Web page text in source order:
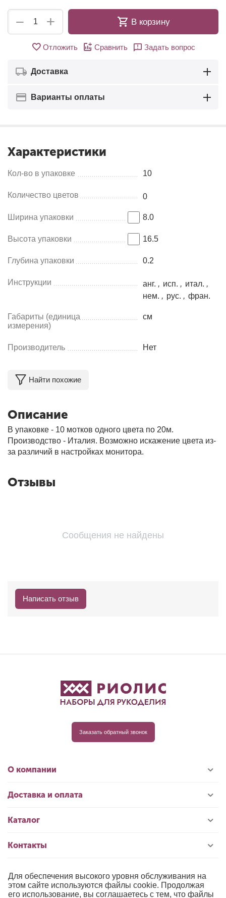
+
− В корзину
Отложить Сравнить Задать вопрос
Доставка
Варианты оплаты
Характеристики
Кол-во в упаковке 10
Количество цветов 0
Ширина упаковки 8.0
Высота упаковки 16.5
Глубина упаковки 0.2
Инструкции анг. , исп. , итал. ,
нем. , рус. , фран.
Габариты (единица
измерения)
см
Производитель Нет
Найти похожие
Описание
В упаковке - 10 мотков одного цвета по 20м.
Производство - Италия. Возможно искажение цвета из-
за различий в настройках монитора.
Отзывы
Сообщения не найдены
Написать отзыв
Заказать обратный звонок
О компании
Доставка и оплата
Каталог
Контакты
© 1996-2026 «РИОЛИС»
Для обеспечения высокого уровня обслуживания на
этом сайте используются файлы cookie. Продолжая
его использование, вы соглашаетесь с тем, что файлы